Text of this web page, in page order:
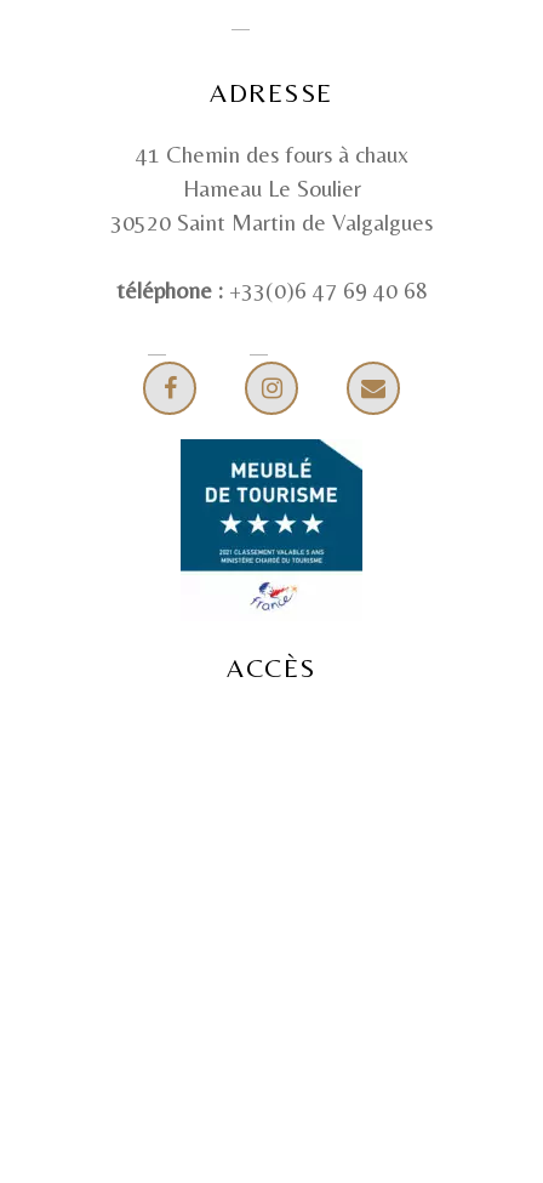
ADRESSE
41 Chemin des fours à chaux
Hameau Le Soulier
30520 Saint Martin de Valgalgues
téléphone :+33(0)6 47 69 40 68
ACCÈS